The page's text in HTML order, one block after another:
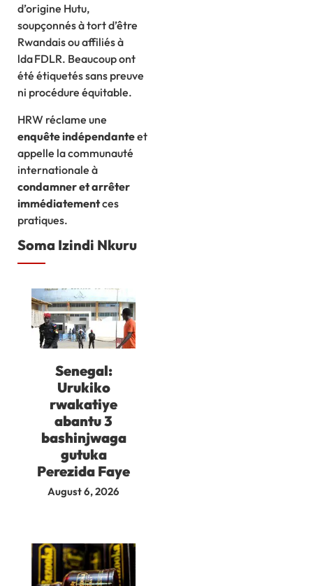
d’origine Hutu,
soupçonnés à tort d’être
Rwandais ou affiliés à
lda FDLR. Beaucoup ont
été étiquetés sans preuve
ni procédure équitable.
HRW réclame une
enquête indépendanteet
appelle la communauté
internationale à
condamner et arrêter
immédiatementces
pratiques.
Soma Izindi Nkuru
Senegal:
Urukiko
rwakatiye
abantu 3
bashinjwaga
gutuka
Perezida Faye
August 6, 2026